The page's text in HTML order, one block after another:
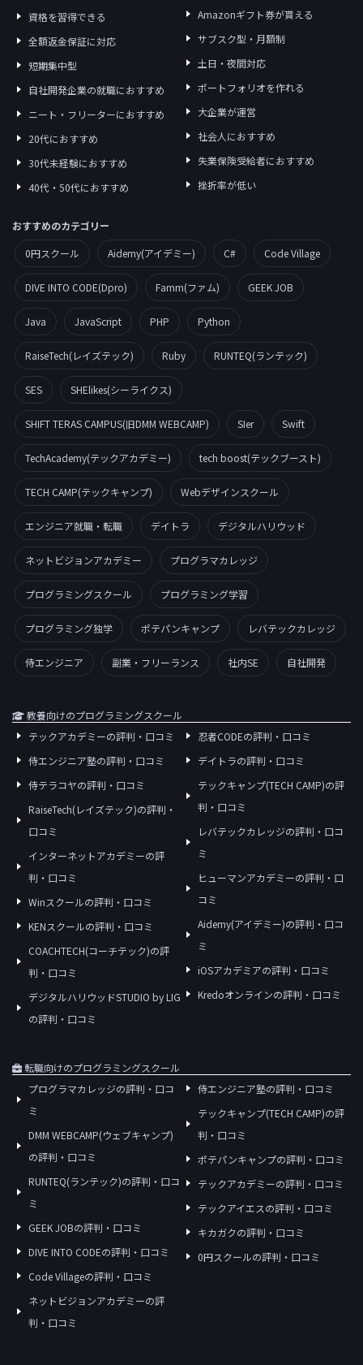
資格を習得できる
全額返金保証に対応
短期集中型
自社開発企業の就職におすすめ
ニート・フリーターにおすすめ
20代におすすめ
30代未経験におすすめ
40代・50代におすすめ
Amazonギフト券が貰える
サブスク型・月額制
土日・夜間対応
ポートフォリオを作れる
大企業が運営
社会人におすすめ
失業保険受給者におすすめ
挫折率が低い
おすすめのカテゴリー
0円スクール
Aidemy(アイデミー) C# Code Village
DIVE INTO CODE(Dpro) Famm(ファム) GEEK JOB
Java JavaScript PHP Python
RaiseTech(レイズテック) Ruby RUNTEQ(ランテック)
SES SHElikes(シーライクス)
SHIFT TERAS CAMPUS(旧DMM WEBCAMP) SIer Swift
TechAcademy(テックアカデミー) tech boost(テックブースト)
TECH CAMP(テックキャンプ) Webデザインスクール
エンジニア就職・転職 デイトラ デジタルハリウッド
ネットビジョンアカデミー プログラマカレッジ
プログラミングスクール プログラミング学習
プログラミング独学 ポテパンキャンプ レバテックカレッジ
侍エンジニア 副業・フリーランス 社内SE 自社開発
教養向けのプログラミングスクール
テックアカデミーの評判・口コミ
侍エンジニア塾の評判・口コミ
侍テラコヤの評判・口コミ
RaiseTech(レイズテック)の評判・
口コミ
インターネットアカデミーの評
判・口コミ
Winスクールの評判・口コミ
KENスクールの評判・口コミ
COACHTECH(コーチテック)の評
判・口コミ
デジタルハリウッドSTUDIO by LIG
の評判・口コミ
忍者CODEの評判・口コミ
デイトラの評判・口コミ
テックキャンプ(TECH CAMP)の評
判・口コミ
レバテックカレッジの評判・口コ
ミ
ヒューマンアカデミーの評判・口
コミ
Aidemy(アイデミー)の評判・口コ
ミ
iOSアカデミアの評判・口コミ
Kredoオンラインの評判・口コミ
転職向けのプログラミングスクール
プログラマカレッジの評判・口コ
ミ
DMM WEBCAMP(ウェブキャンプ)
の評判・口コミ
RUNTEQ(ランテック)の評判・口コ
ミ
GEEK JOBの評判・口コミ
DIVE INTO CODEの評判・口コミ
Code Villageの評判・口コミ
ネットビジョンアカデミーの評
判・口コミ
侍エンジニア塾の評判・口コミ
テックキャンプ(TECH CAMP)の評
判・口コミ
ポテパンキャンプの評判・口コミ
テックアカデミーの評判・口コミ
テックアイエスの評判・口コミ
キカガクの評判・口コミ
0円スクールの評判・口コミ